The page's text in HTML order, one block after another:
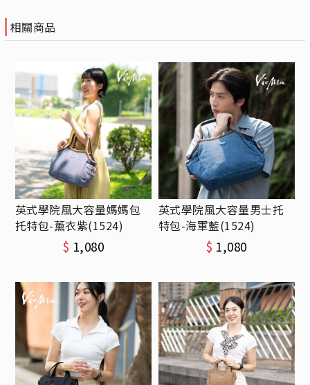
相關商品
英式學院風大容量媽媽包
托特包-薰衣紫(1524)
$ 1,080
英式學院風大容量男士托
特包-海軍藍(1524)
$ 1,080